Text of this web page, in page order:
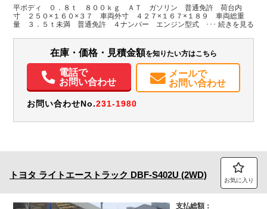
H:370
H:1,890
装備情報
平ボディ ０．８ｔ ８００ｋｇ ＡＴ ガソリン 普通免許 荷台内
寸 ２５０×１６０×３７ 車両外寸 ４２７×１６７×１８９ 車両総重
量 ３．５ｔ未満 普通免許 ４ナンバー エンジン型式 ３ＳＺ １５
在庫・価格・見積金額を知りたい方はこちら
電話で
お問い合わせ
メールで
お問い合わせ
お問い合わせNo.231-1980
トヨタ ライトエーストラック DBF-S402U (2WD) お気に入り
支払総額：